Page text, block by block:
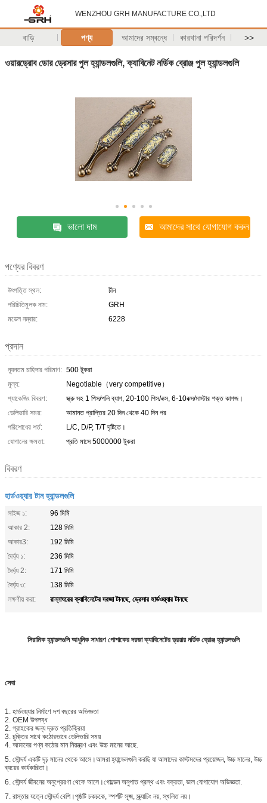
WENZHOU GRH MANUFACTURE CO.,LTD
বাড়ি পণ্য আমাদের সম্বন্ধে কারখানা পরিদর্শন >>
ওয়ারড্রোব ডোর ড্রেসার পুল হ্যান্ডলগুলি, ক্যাবিনেট নর্ডিক ব্রোঞ্জ পুল হ্যান্ডলগুলি
ভালো দাম আমাদের সাথে যোগাযোগ করুন
পণ্যের বিবরণ
উৎপত্তি স্থল:
চীন
পরিচিতিমুলক নাম:
GRH
মডেল নম্বার:
6228
প্রদান
ন্যূনতম চাহিদার পরিমাণ: 500 টুকরা
মূল্য:
Negotiable（very competitive）
প্যাকেজিং বিবরণ:
স্ক্রু সহ 1 পিস/পলি ব্যাগ, 20-100 পিস/বক্স, 6-10বক্স/মাস্টার শক্ত কাগজ।
ডেলিভারি সময়:
আমানত প্রাপ্তির 20 দিন থেকে 40 দিন পর
পরিশোধের শর্ত:
L/C, D/P, T/T দৃষ্টিতে।
যোগানের ক্ষমতা:
প্রতি মাসে 5000000 টুকরা
বিবরণ
হার্ডওয়্যার টান হ্যান্ডলগুলি
সাইজ ১:
96 মিমি
আকার 2:
128 মিমি
আকার3:
192 মিমি
দৈর্ঘ্য ১:
236 মিমি
দৈর্ঘ্য 2:
171 মিমি
দৈর্ঘ্য ৩:
138 মিমি
লক্ষণীয় করা:
রান্নাঘরের ক্যাবিনেটের দরজা টানছে, ড্রেসার হার্ডওয়্যার টানছে
সিরামিক হ্যান্ডলগুলি আধুনিক সাধারণ পোশাকের দরজা ক্যাবিনেটের ড্রয়ার নর্ডিক ব্রোঞ্জ হ্যান্ডলগুলি
সেবা
1. হার্ডওয়্যার নির্মাণে দশ বছরের অভিজ্ঞতা
2. OEM উপলব্ধ
2. গ্রাহকের জন্য দ্রুত প্রতিক্রিয়া
3. চুক্তির সাথে কঠোরভাবে ডেলিভারি সময়
4. আমাদের পণ্য কঠোর মান নিয়ন্ত্রণ এবং উচ্চ মানের আছে.
5. সৌন্দর্য একটি দৃঢ় মানের থেকে আসে।আমরা হ্যান্ডেলগুলি করছি যা আমাদের কাস্টমদের প্রয়োজন, উচ্চ মানের, উচ্চ
ব্যয়ের কার্যকারিতা।
6. সৌন্দর্য জীবনের অনুপ্রেরণা থেকে আসে।গোল্ডেন অনুপাত প্রস্থ এবং বক্রতা, ভাল যোগাযোগ অভিজ্ঞতা.
7. রাস্তার যত্নে সৌন্দর্য বেশি।পৃষ্ঠটি চকচকে, স্পর্শটি সূক্ষ্ম, স্ক্র্যাচিং নয়, স্খলিত নয়।